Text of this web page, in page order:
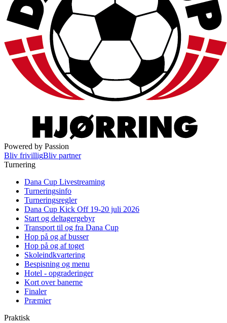
Powered by Passion
Bliv frivilligBliv partner
Turnering
Dana Cup Livestreaming
Turneringsinfo
Turneringsregler
Dana Cup Kick Off 19-20 juli 2026
Start og deltagergebyr
Transport til og fra Dana Cup
Hop på og af busser
Hop på og af toget
Skoleindkvartering
Bespisning og menu
Hotel - opgraderinger
Kort over banerne
Finaler
Præmier
Praktisk